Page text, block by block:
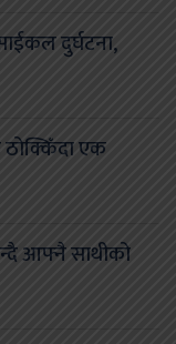
दुर्घटना,
एक
आफ्नै साथीको